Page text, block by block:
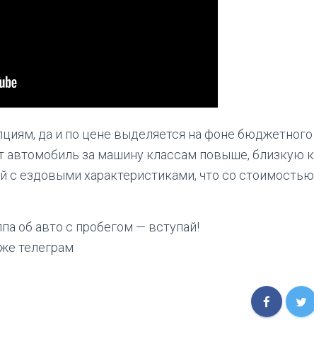
да и по цене выделяется на фоне бюджетного
автомобиль за машину классам повыше, близкую к
с ездовыми характеристиками, что со стоимостью
об авто с пробегом — вступай!
телеграм